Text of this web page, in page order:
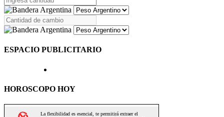
ESPACIO PUBLICITARIO
HOROSCOPO HOY